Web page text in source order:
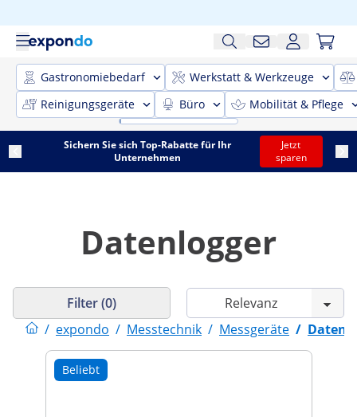
Gastronomiebedarf
Werkstatt & Werkzeuge
Reinigungsgeräte
Büro Mobilität & Pflege
Sichern Sie sich Top-Rabatte für Ihr
Unternehmen
Jetzt
sparen
Datenlogger
/ expondo / Messtechnik / Messgeräte /
Filter (0)
Beliebt